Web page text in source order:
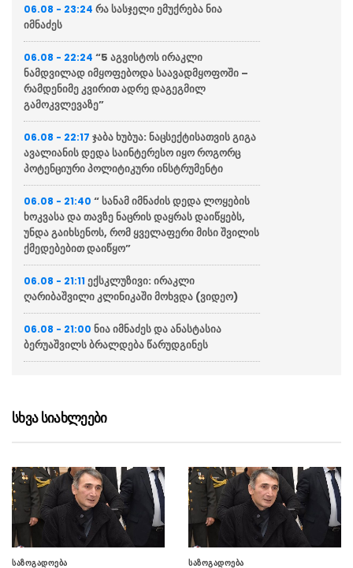
06.08 - 23:24 რა სასჯელი ემუქრება ნია
იმნაძეს
06.08 - 22:24 “5 აგვისტოს ირაკლი
ნამდვილად იმყოფებოდა საავადმყოფოში –
რამდენიმე კვირით ადრე დაგეგმილ
გამოკვლევაზე”
06.08 - 22:17 ჯაბა ხუბუა: ნაცსექტისათვის გიგა
ავალიანის დედა საინტერესო იყო როგორც
პოტენციური პოლიტიკური ინსტრუმენტი
06.08 - 21:40 “ სანამ იმნაძის დედა ლოყების
ხოკვასა და თავზე ნაცრის დაყრას დაიწყებს,
უნდა გაიხსენოს, რომ ყველაფერი მისი შვილის
ქმედებებით დაიწყო”
06.08 - 21:11 ექსკლუზივი: ირაკლი
ღარიბაშვილი კლინიკაში მოხვდა (ვიდეო)
06.08 - 21:00 ნია იმნაძეს და ანასტასია
ბერუაშვილს ბრალდება წარუდგინეს
ფლოტის დაახლოებით 80%-ში”
და დროს მოითხოვს
06.08 - 18:23ირაკლი კობახიძემ ბათუმის
საზღვაო ნავსადგურში საკონტეინერო და
სასუქების ტერმინალები დაათვალიერა
(ფოტოები)
სხვა სიახლეები
საზოგადოება საზოგადოება